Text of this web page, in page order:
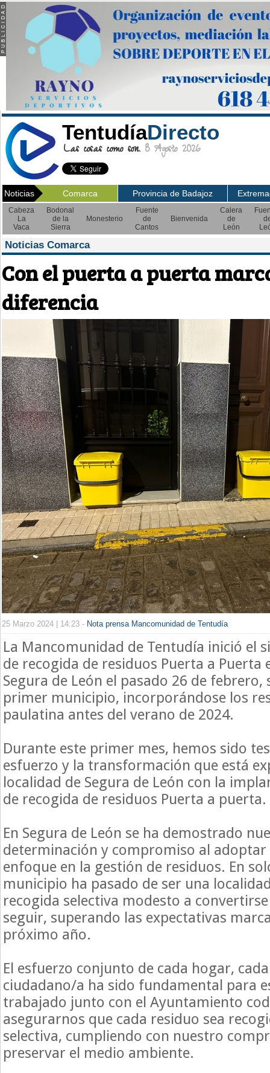
TentudíaDirecto
Las cosas como son. 8 Agosto 2026
Noticias Comarca Provincia de Badajoz
Cabeza
La
Vaca
Bodonal
de la
Sierra
Monesterio
Fuente
de
Cantos
Bienvenida
Calera
de
León
Noticias Comarca
Con el puerta a puerta
diferencia
25 Marzo 2024 | 14:23 - Nota prensa Mancomunidad de Tentudía
La Mancomunidad de Tentudía inició el
de recogida de residuos Puerta a Puerta
Segura de León el pasado 26 de febrero,
primer municipio, incorporándose los
paulatina antes del verano de 2024.
Durante este primer mes, hemos sido
esfuerzo y la transformación que está
localidad de Segura de León con la
de recogida de residuos Puerta a puerta.
En Segura de León se ha demostrado
determinación y compromiso al adoptar
enfoque en la gestión de residuos. En
municipio ha pasado de ser una
recogida selectiva modesto a
seguir, superando las expectativas
próximo año.
El esfuerzo conjunto de cada hogar,
ciudadano/a ha sido fundamental para
trabajado junto con el Ayuntamiento
asegurarnos que cada residuo sea
selectiva, cumpliendo con nuestro
preservar el medio ambiente.